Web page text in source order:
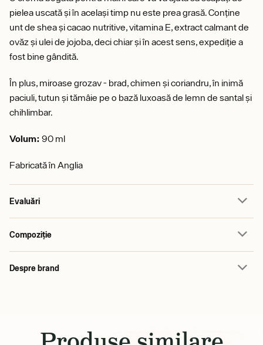
pielea uscată și în același timp nu este prea grasă. Conține
unt de shea și cacao nutritive, vitamina E, extract calmant de
ovăz și ulei de jojoba, deci chiar și în acest sens, expediție a
fost bine gândită.
În plus, miroase grozav - brad, chimen și coriandru, în inimă
paciuli, tutun și tămâie pe o bază luxoasă de lemn de santal și
chihlimbar.
Volum: 90 ml
Fabricată în Anglia
Evaluări
Compoziție
Despre brand